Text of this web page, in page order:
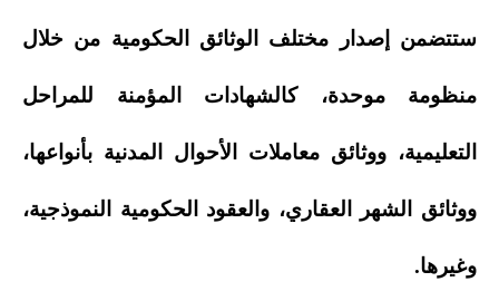
ستتضمن إصدار مختلف الوثائق الحكومية من خلال
منظومة موحدة، كالشهادات المؤمنة للمراحل
التعليمية، ووثائق معاملات الأحوال المدنية بأنواعها،
ووثائق الشهر العقاري، والعقود الحكومية النموذجية،
وغيرها.